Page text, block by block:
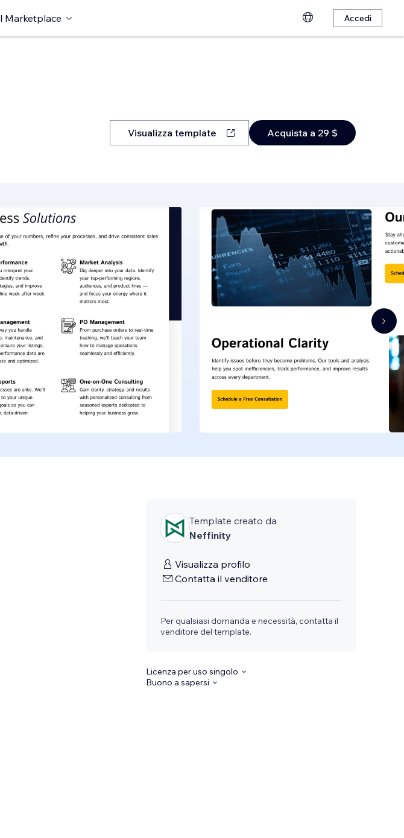
Marketplace Accedi
Visualizza template Acquista a 29 $
Template creato da
Neffinity
Visualizza profilo
Contatta il venditore
Per qualsiasi domanda e necessità, contatta il
venditore del template.
Licenza per uso singolo
Buono a sapersi